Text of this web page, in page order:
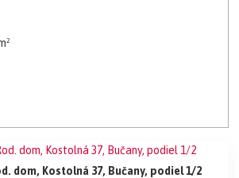
dom, Kostolná 37, Bučany, podiel 1/2